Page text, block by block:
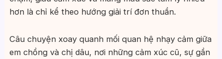
hơn là chỉ kể theo hướng giải trí đơn thuần.
Câu chuyện xoay quanh mối quan hệ nhạy cảm giữa
em chồng và chị dâu, nơi những cảm xúc cũ, sự gần